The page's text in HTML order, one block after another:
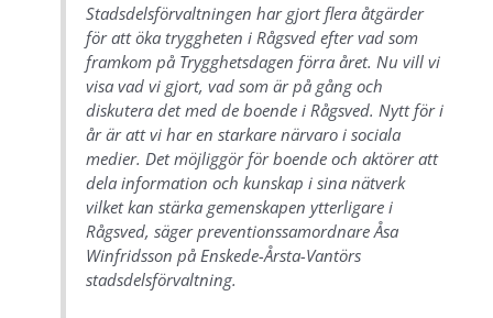
Stadsdelsförvaltningen har gjort flera åtgärder
för att öka tryggheten i Rågsved efter vad som
framkom på Trygghetsdagen förra året. Nu vill vi
visa vad vi gjort, vad som är på gång och
diskutera det med de boende i Rågsved. Nytt för i
år är att vi har en starkare närvaro i sociala
medier. Det möjliggör för boende och aktörer att
dela information och kunskap i sina nätverk
vilket kan stärka gemenskapen ytterligare i
Rågsved, säger preventionssamordnare Åsa
Winfridsson på Enskede-Årsta-Vantörs
stadsdelsförvaltning.